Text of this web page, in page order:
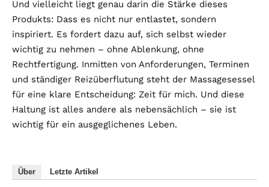
Und vielleicht liegt genau darin die Stärke dieses
Produkts: Dass es nicht nur entlastet, sondern
inspiriert. Es fordert dazu auf, sich selbst wieder
wichtig zu nehmen – ohne Ablenkung, ohne
Rechtfertigung. Inmitten von Anforderungen, Terminen
und ständiger Reizüberflutung steht der Massagesessel
für eine klare Entscheidung: Zeit für mich. Und diese
Haltung ist alles andere als nebensächlich – sie ist
wichtig für ein ausgeglichenes Leben.
Über Letzte Artikel